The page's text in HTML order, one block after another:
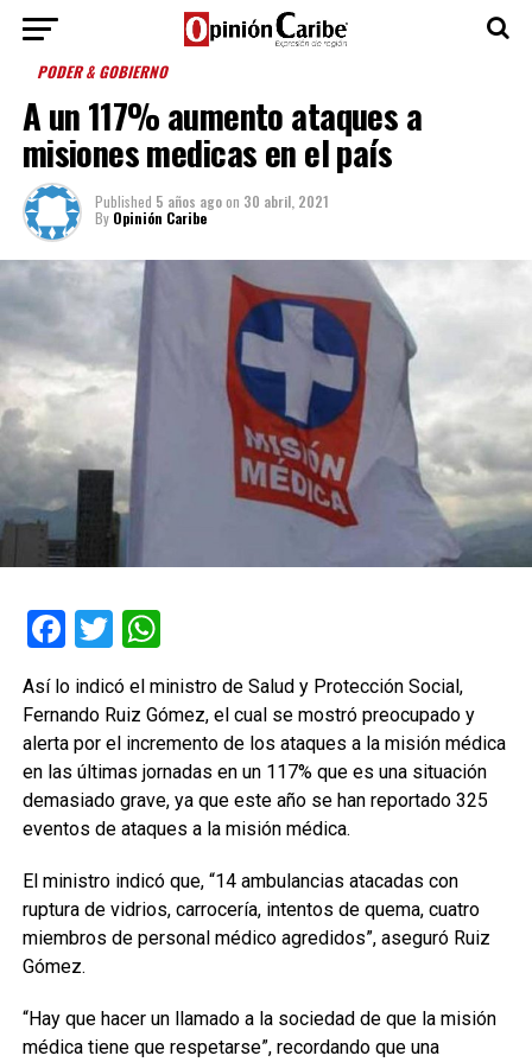
PODER & GOBIERNO
A un 117% aumento ataques a
misiones medicas en el país
Published 5 años agoon 30 abril, 2021
By Opinión Caribe
Facebook
TwitterWhatsApp
Así lo indicó el ministro de Salud y Protección Social,
Fernando Ruiz Gómez, el cual se mostró preocupado y
alerta por el incremento de los ataques a la misión médica
en las últimas jornadas en un 117% que es una situación
demasiado grave, ya que este año se han reportado 325
eventos de ataques a la misión médica.
El ministro indicó que, “14 ambulancias atacadas con
ruptura de vidrios, carrocería, intentos de quema, cuatro
miembros de personal médico agredidos”, aseguró Ruiz
Gómez.
“Hay que hacer un llamado a la sociedad de que la misión
médica tiene que respetarse”, recordando que una